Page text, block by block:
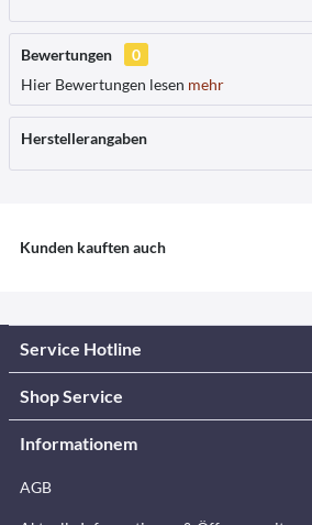
Bewertungen
0
Hier Bewertungen lesen mehr
Herstellerangaben
Kunden kauften auch
Service Hotline
Shop Service
Informationem
AGB